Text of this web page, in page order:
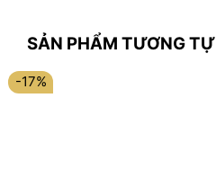
SẢN PHẨM TƯƠNG TỰ
-17%